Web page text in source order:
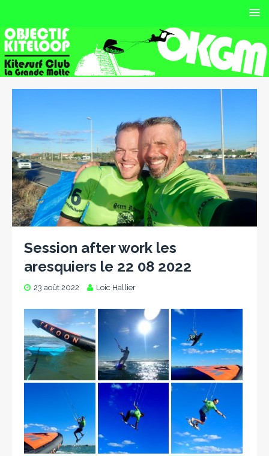
Session after work les
aresquiers le 22 08 2022
23 août 2022 Loic Hallier